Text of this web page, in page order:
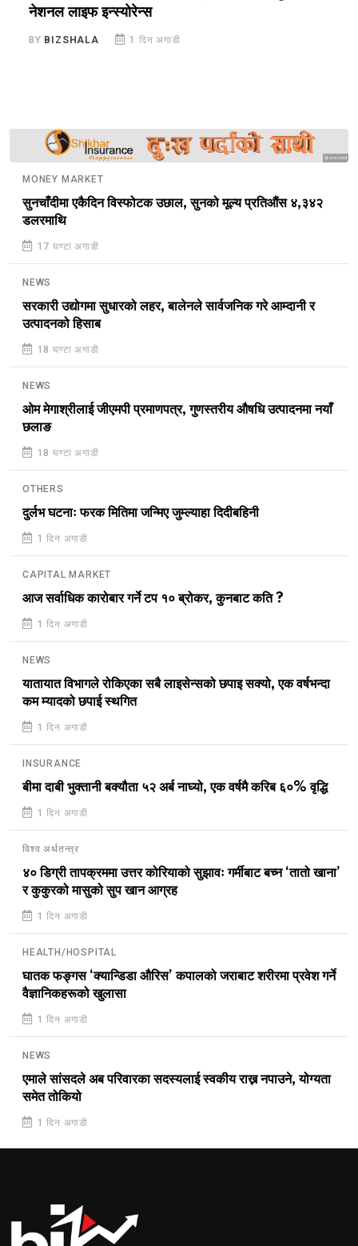
नेशनल लाइफ इन्स्योरेन्स
BY BIZSHALA 1 दिन अगाडी
Sponsored
MONEY MARKET
सुनचाँदीमा एकैदिन विस्फोटक उछाल, सुनको मूल्य प्रतिऔंस ४,३४२
डलरमाथि
17 घण्टा अगाडी
NEWS
सरकारी उद्योगमा सुधारको लहर, बालेनले सार्वजनिक गरे आम्दानी र
उत्पादनको हिसाब
18 घण्टा अगाडी
NEWS
ओम मेगाश्रीलाई जीएमपी प्रमाणपत्र, गुणस्तरीय औषधि उत्पादनमा नयाँ
छलाङ
18 घण्टा अगाडी
OTHERS
दुर्लभ घटनाः फरक मितिमा जन्मिए जुम्ल्याहा दिदीबहिनी
1 दिन अगाडी
CAPITAL MARKET
आज सर्वाधिक कारोबार गर्ने टप १० ब्रोकर, कुनबाट कति ?
1 दिन अगाडी
NEWS
यातायात विभागले रोकिएका सबै लाइसेन्सको छपाइ सक्यो, एक वर्षभन्दा
कम म्यादको छपाई स्थगित
1 दिन अगाडी
INSURANCE
बीमा दाबी भुक्तानी बक्यौता ५२ अर्ब नाघ्यो, एक वर्षमै करिब ६०% वृद्धि
1 दिन अगाडी
विश्व अर्थतन्त्र
४० डिग्री तापक्रममा उत्तर कोरियाको सुझावः गर्मीबाट बच्न ‘तातो खाना’
र कुकुरको मासुको सुप खान आग्रह
1 दिन अगाडी
HEALTH/HOSPITAL
घातक फङ्गस ‘क्यान्डिडा औरिस’ कपालको जराबाट शरीरमा प्रवेश गर्ने
वैज्ञानिकहरूको खुलासा
1 दिन अगाडी
NEWS
एमाले सांसदले अब परिवारका सदस्यलाई स्वकीय राख्न नपाउने, योग्यता
समेत तोकियो
1 दिन अगाडी